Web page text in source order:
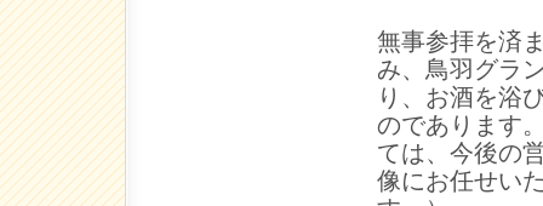
無事参拝を済
み、鳥羽グラ
り、お酒を浴
のであります
ては、今後の
像にお任せい